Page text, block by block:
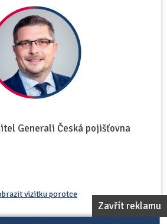
Zavřít reklamu
Generali Česká pojišťovna
vizitku porotce